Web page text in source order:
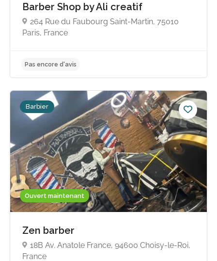
Pas encore d'avis
Barber Shop by Ali creatif
264 Rue du Faubourg Saint-Martin, 75010
Paris, France
Ouvert maintenant
Barbier
Zen barber
18B Av. Anatole France, 94600 Choisy-le-Roi,
France